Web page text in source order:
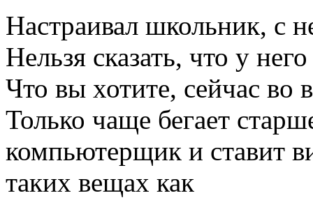
Настраивал школьник, с
Нельзя сказать, что у
Что вы хотите, сейчас во
Только чаще бегает
компьютерщик и ставит
таких вещах как